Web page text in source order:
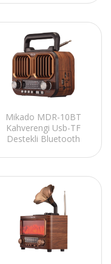
Saat Speaker
Mikado MDR-10BT
Kahverengi Usb-TF
Destekli Bluetooth
1200mAh 3 Band